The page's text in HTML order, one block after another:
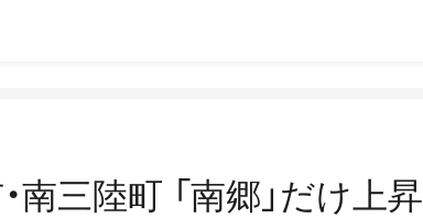
三陸町 「南郷」だけ上昇